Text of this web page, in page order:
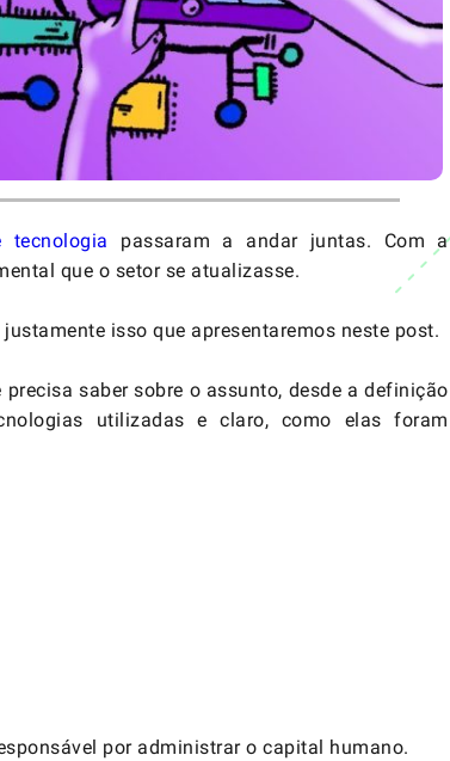
tecnologia
passaram a andar juntas. Com a
que o setor se atualizasse.
isso que apresentaremos neste post.
saber sobre o assunto, desde a definição
utilizadas e claro, como elas foram
por administrar o capital humano.